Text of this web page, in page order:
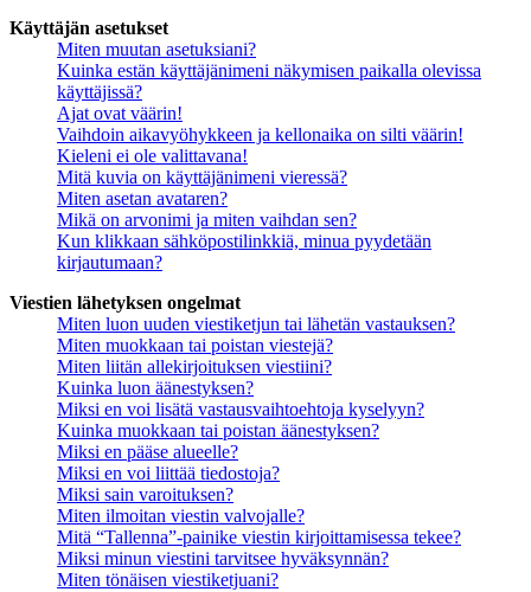
Käyttäjän asetukset
Miten muutan asetuksiani?
Kuinka estän käyttäjänimeni näkymisen paikalla olevissa
käyttäjissä?
Ajat ovat väärin!
Vaihdoin aikavyöhykkeen ja kellonaika on silti väärin!
Kieleni ei ole valittavana!
Mitä kuvia on käyttäjänimeni vieressä?
Miten asetan avataren?
Mikä on arvonimi ja miten vaihdan sen?
Kun klikkaan sähköpostilinkkiä, minua pyydetään
kirjautumaan?
Viestien lähetyksen ongelmat
Miten luon uuden viestiketjun tai lähetän vastauksen?
Miten muokkaan tai poistan viestejä?
Miten liitän allekirjoituksen viestiini?
Kuinka luon äänestyksen?
Miksi en voi lisätä vastausvaihtoehtoja kyselyyn?
Kuinka muokkaan tai poistan äänestyksen?
Miksi en pääse alueelle?
Miksi en voi liittää tiedostoja?
Miksi sain varoituksen?
Miten ilmoitan viestin valvojalle?
Mitä “Tallenna”-painike viestin kirjoittamisessa tekee?
Miksi minun viestini tarvitsee hyväksynnän?
Miten tönäisen viestiketjuani?